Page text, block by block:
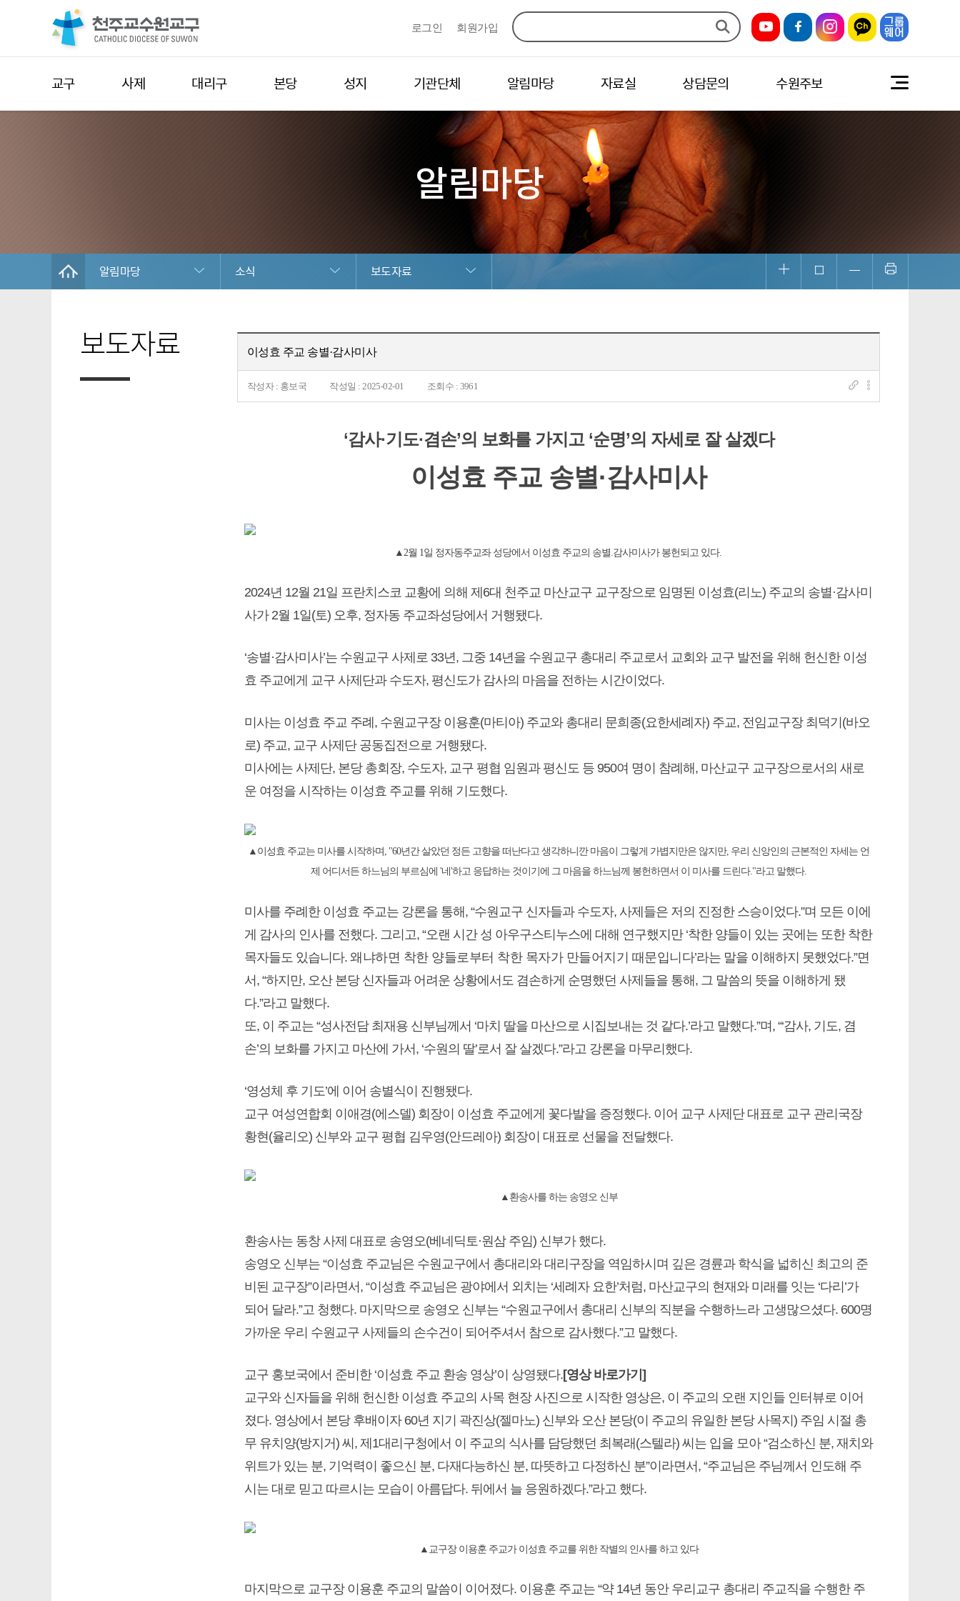
로그인 회원가입
교구 사제 대리구 본당 성지 기관단체 알림마당 자료실 상담문의 수원주보
알림마당
알림마당 소식 보도자료
보도자료 이성효 주교 송별·감사미사
작성자 : 홍보국 작성일 : 2025-02-01 조회수 : 3961
‘감사·기도·겸손’의 보화를 가지고 ‘순명’의 자세로 잘 살겠다
이성효 주교 송별·감사미사
▲2월 1일 정자동주교좌 성당에서 이성효 주교의 송별.감사미사가 봉헌되고 있다.
2024년 12월 21일 프란치스코 교황에 의해 제6대 천주교 마산교구 교구장으로 임명된 이성효(리노) 주교의 송별·감사미
사가 2월 1일(토) 오후, 정자동 주교좌성당에서 거행됐다.
‘송별·감사미사’는 수원교구 사제로 33년, 그중 14년을 수원교구 총대리 주교로서 교회와 교구 발전을 위해 헌신한 이성
효 주교에게 교구 사제단과 수도자, 평신도가 감사의 마음을 전하는 시간이었다.
미사는 이성효 주교 주례, 수원교구장 이용훈(마티아) 주교와 총대리 문희종(요한세례자) 주교, 전임교구장 최덕기(바오
로) 주교, 교구 사제단 공동집전으로 거행됐다.
미사에는 사제단, 본당 총회장, 수도자, 교구 평협 임원과 평신도 등 950여 명이 참례해, 마산교구 교구장으로서의 새로
운 여정을 시작하는 이성효 주교를 위해 기도했다.
▲이성효 주교는 미사를 시작하며, "60년간 살았던 정든 고향을 떠난다고 생각하니깐 마음이 그렇게 가볍지만은 않지만, 우리 신앙인의 근본적인 자세는 언
제 어디서든 하느님의 부르심에 '네'하고 응답하는 것이기에 그 마음을 하느님께 봉헌하면서 이 미사를 드린다."라고 말했다.
미사를 주례한 이성효 주교는 강론을 통해, “수원교구 신자들과 수도자, 사제들은 저의 진정한 스승이었다.”며 모든 이에
게 감사의 인사를 전했다. 그리고, “오랜 시간 성 아우구스티누스에 대해 연구했지만 ‘착한 양들이 있는 곳에는 또한 착한
목자들도 있습니다. 왜냐하면 착한 양들로부터 착한 목자가 만들어지기 때문입니다’라는 말을 이해하지 못했었다.”면
서, “하지만, 오산 본당 신자들과 어려운 상황에서도 겸손하게 순명했던 사제들을 통해, 그 말씀의 뜻을 이해하게 됐
다.”라고 말했다.
또, 이 주교는 “성사전담 최재용 신부님께서 ‘마치 딸을 마산으로 시집보내는 것 같다.’라고 말했다.”며, “‘감사, 기도, 겸
손’의 보화를 가지고 마산에 가서, ‘수원의 딸’로서 잘 살겠다.”라고 강론을 마무리했다.
‘영성체 후 기도’에 이어 송별식이 진행됐다.
교구 여성연합회 이애경(에스델) 회장이 이성효 주교에게 꽃다발을 증정했다. 이어 교구 사제단 대표로 교구 관리국장
황현(율리오) 신부와 교구 평협 김우영(안드레아) 회장이 대표로 선물을 전달했다.
▲환송사를 하는 송영오 신부
환송사는 동창 사제 대표로 송영오(베네딕토·원삼 주임) 신부가 했다.
송영오 신부는 “이성효 주교님은 수원교구에서 총대리와 대리구장을 역임하시며 깊은 경륜과 학식을 넓히신 최고의 준
비된 교구장”이라면서, “이성효 주교님은 광야에서 외치는 ‘세례자 요한’처럼, 마산교구의 현재와 미래를 잇는 ‘다리’가
되어 달라.”고 청했다. 마지막으로 송영오 신부는 “수원교구에서 총대리 신부의 직분을 수행하느라 고생많으셨다. 600명
가까운 우리 수원교구 사제들의 손수건이 되어주셔서 참으로 감사했다.”고 말했다.
교구 홍보국에서 준비한 ‘이성효 주교 환송 영상’이 상영됐다.[영상 바로가기]
교구와 신자들을 위해 헌신한 이성효 주교의 사목 현장 사진으로 시작한 영상은, 이 주교의 오랜 지인들 인터뷰로 이어
졌다. 영상에서 본당 후배이자 60년 지기 곽진상(젤마노) 신부와 오산 본당(이 주교의 유일한 본당 사목지) 주임 시절 총
무 유치양(방지거) 씨, 제1대리구청에서 이 주교의 식사를 담당했던 최복래(스텔라) 씨는 입을 모아 “검소하신 분, 재치와
위트가 있는 분, 기억력이 좋으신 분, 다재다능하신 분, 따뜻하고 다정하신 분”이라면서, “주교님은 주님께서 인도해 주
시는 대로 믿고 따르시는 모습이 아름답다. 뒤에서 늘 응원하겠다.”라고 했다.
▲교구장 이용훈 주교가 이성효 주교를 위한 작별의 인사를 하고 있다
마지막으로 교구장 이용훈 주교의 말씀이 이어졌다. 이용훈 주교는 “약 14년 동안 우리교구 총대리 주교직을 수행한 주